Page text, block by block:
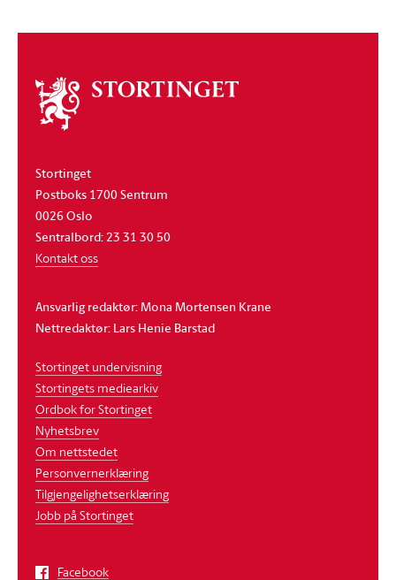
Om
stortinget
Stortinget
Postboks 1700 Sentrum
0026 Oslo
Sentralbord: 23 31 30 50
Kontakt oss
Ansvarlig redaktør: Mona Mortensen Krane
Nettredaktør: Lars Henie Barstad
Stortinget undervisning
Stortingets mediearkiv
Ordbok for Stortinget
Nyhetsbrev
Om nettstedet
Personvernerklæring
Tilgjengelighetserklæring
Jobb på Stortinget
Facebook